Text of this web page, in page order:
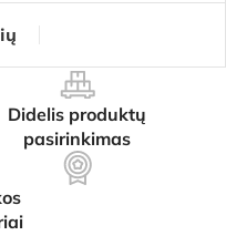
Didelis produktų
pasirinkimas